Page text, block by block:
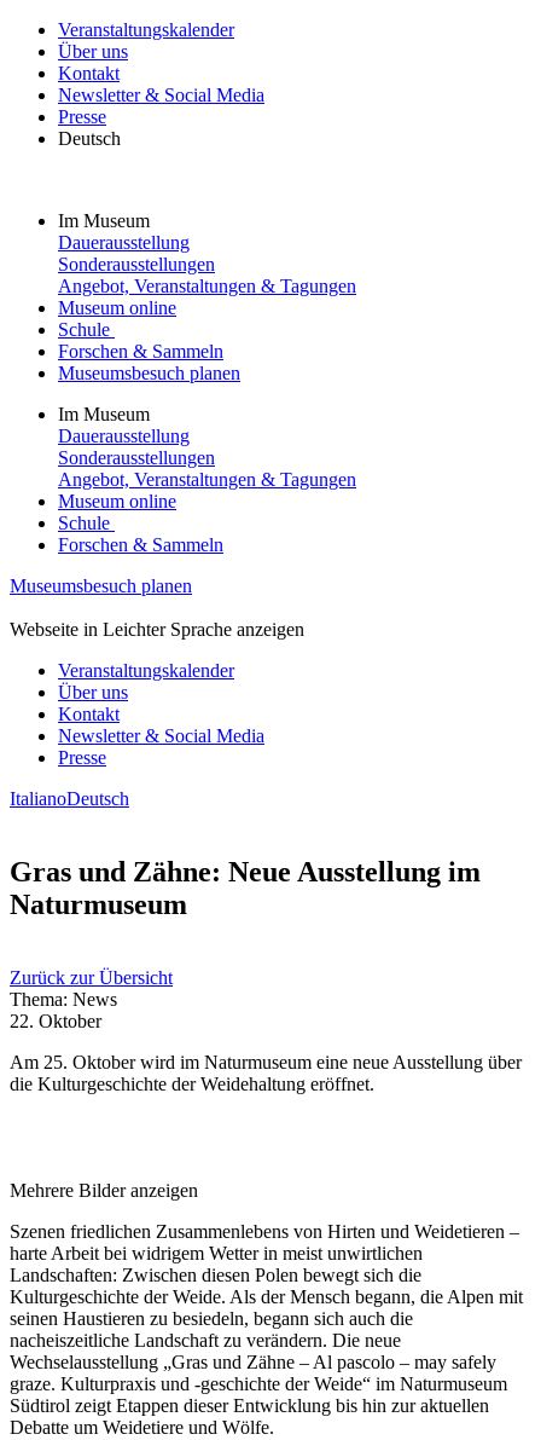
Veranstaltungskalender
Über uns
Kontakt
Newsletter & Social Media
Presse
Deutsch
Im Museum
Dauerausstellung
Sonderausstellungen
Angebot, Veranstaltungen & Tagungen
Museum online
Schule
Forschen & Sammeln
Museumsbesuch planen
Im Museum
Dauerausstellung
Sonderausstellungen
Angebot, Veranstaltungen & Tagungen
Museum online
Schule
Forschen & Sammeln
Museumsbesuch planen
Webseite in Leichter Sprache anzeigen
Veranstaltungskalender
Über uns
Kontakt
Newsletter & Social Media
Presse
ItalianoDeutsch
Gras und Zähne: Neue Ausstellung im
Naturmuseum
Zurück zur Übersicht
Thema: News
22. Oktober
Am 25. Oktober wird im Naturmuseum eine neue Ausstellung über
die Kulturgeschichte der Weidehaltung eröffnet.
Mehrere Bilder anzeigen
Szenen friedlichen Zusammenlebens von Hirten und Weidetieren –
harte Arbeit bei widrigem Wetter in meist unwirtlichen
Landschaften: Zwischen diesen Polen bewegt sich die
Kulturgeschichte der Weide. Als der Mensch begann, die Alpen mit
seinen Haustieren zu besiedeln, begann sich auch die
nacheiszeitliche Landschaft zu verändern. Die neue
Wechselausstellung „Gras und Zähne – Al pascolo – may safely
graze. Kulturpraxis und -geschichte der Weide“ im Naturmuseum
Südtirol zeigt Etappen dieser Entwicklung bis hin zur aktuellen
Debatte um Weidetiere und Wölfe.